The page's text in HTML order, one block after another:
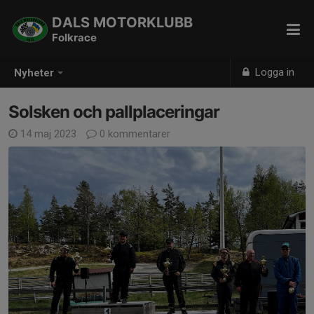
Nyheter Logga in
DALS MOTORKLUBB
Folkrace
Solsken och pallplaceringar
14 maj 2023 0 kommentarer